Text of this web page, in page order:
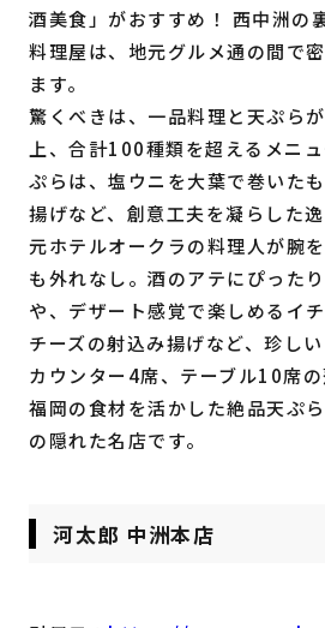
酒美食」がおすすめ！ 西中洲の
料理屋は、地元グルメ通の間で
ます。
驚くべきは、一品料理と天ぷら
上、合計100種類を超えるメニ
ぷらは、塩ウニを大葉で巻いた
揚げなど、創意工夫を凝らした逸
元ホテルオークラの料理人が腕
も外れなし。酒のアテにぴった
や、デザート感覚で楽しめるイ
チーズの射込み揚げなど、珍し
カウンター4席、テーブル10席の
福岡の食材を活かした絶品天ぷ
の隠れた名店です。
河太郎 中洲本店